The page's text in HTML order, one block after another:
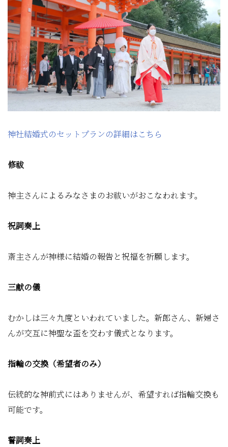
神社結婚式のセットプランの詳細はこちら
修祓
神主さんによるみなさまのお祓いがおこなわれます。
祝詞奏上
斎主さんが神様に結婚の報告と祝福を祈願します。
三献の儀
むかしは三々九度といわれていました。新郎さん、新婦さ
んが交互に神聖な盃を交わす儀式となります。
指輪の交換（希望者のみ）
伝統的な神前式にはありませんが、希望すれば指輪交換も
可能です。
誓詞奏上